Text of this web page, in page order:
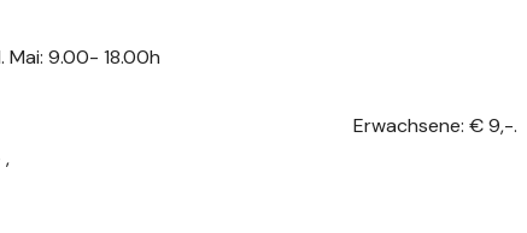
Mai: 9.00- 18.00h
Erwachsene: € 9,-.
,